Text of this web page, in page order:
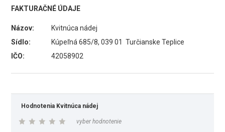
FAKTURAČNÉ ÚDAJE
Názov:
Kvitnúca nádej
Sídlo:
Kúpeľná 685/8, 039 01 Turčianske Teplice
IČO:
42058902
Hodnotenia Kvitnúca nádej
vyber hodnotenie